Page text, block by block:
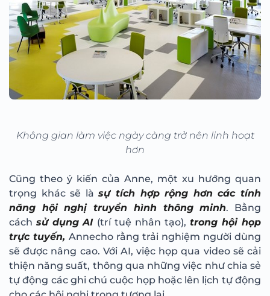
Không gian làm việc ngày càng trở nên linh hoạt
hơn
Cũng theo ý kiến của Anne, một xu hướng quan
trọng khác sẽ làsự tích hợp rộng hơn các tính
năng hội nghị truyền hình thông minh. Bằng
cách sử dụng AI (trí tuệ nhân tạo), trong hội họp
trực tuyến, Annecho rằng trải nghiệm người dùng
sẽ được nâng cao. Với AI, việc họp qua video sẽ cải
thiện năng suất, thông qua những việc như chia sẻ
tự động các ghi chú cuộc họp hoặc lên lịch tự động